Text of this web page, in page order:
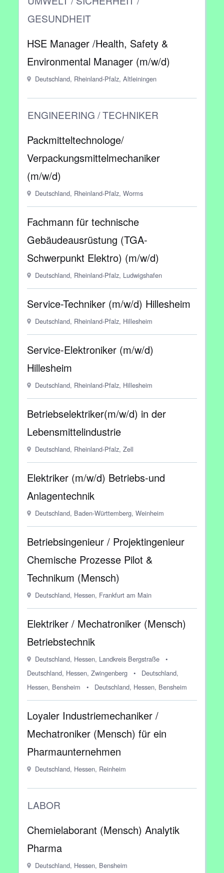
GESUNDHEIT
HSE Manager /Health, Safety &
Environmental Manager (m/w/d)
Deutschland, Rheinland-Pfalz, Altleiningen
ENGINEERING / TECHNIKER
Packmitteltechnologe/
Verpackungsmittelmechaniker
(m/w/d)
Deutschland, Rheinland-Pfalz, Worms
Fachmann für technische
Gebäudeausrüstung (TGA-
Schwerpunkt Elektro) (m/w/d)
Deutschland, Rheinland-Pfalz, Ludwigshafen
Service-Techniker (m/w/d) Hillesheim
Deutschland, Rheinland-Pfalz, Hillesheim
Service-Elektroniker (m/w/d)
Hillesheim
Deutschland, Rheinland-Pfalz, Hillesheim
Betriebselektriker(m/w/d) in der
Lebensmittelindustrie
Deutschland, Rheinland-Pfalz, Zell
Elektriker (m/w/d) Betriebs-und
Anlagentechnik
Deutschland, Baden-Württemberg, Weinheim
Betriebsingenieur / Projektingenieur
Chemische Prozesse Pilot &
Technikum (Mensch)
Deutschland, Hessen, Frankfurt am Main
Elektriker / Mechatroniker (Mensch)
Betriebstechnik
Deutschland, Hessen, Landkreis Bergstraße
•
Deutschland, Hessen, Zwingenberg
•
Deutschland,
Hessen, Bensheim
• Deutschland, Hessen, Bensheim
Loyaler Industriemechaniker /
Mechatroniker (Mensch) für ein
Pharmaunternehmen
Deutschland, Hessen, Reinheim
LABOR
Chemielaborant (Mensch) Analytik
Pharma
Deutschland, Hessen, Bensheim